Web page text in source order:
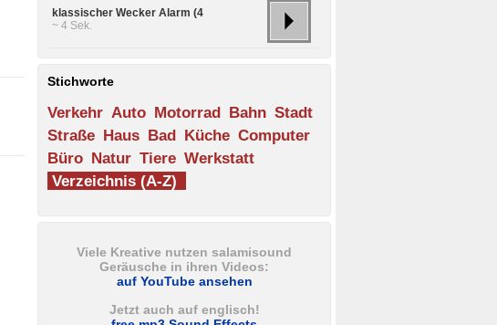
klassischer Wecker Alarm (4
~ 4 Sek.
Stichworte
Verkehr Auto Motorrad Bahn Stadt
Straße Haus Bad Küche Computer
Büro Natur Tiere Werkstatt
Verzeichnis (A-Z)
Viele Kreative nutzen salamisound
Geräusche in ihren Videos:
auf YouTube ansehen
Jetzt auch auf englisch!